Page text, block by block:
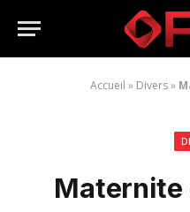
Accueil » Divers»
Maternite